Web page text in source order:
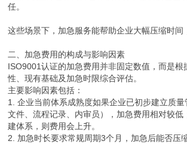
任。
这些场景下，加急服务能帮助企业大幅压缩时间
二、加急费用的构成与影响因素
ISO9001认证的加急费用并非固定数值，而是根
性、现有基础及加急时限综合评估。
主要影响因素包括：
1. 企业当前体系成熟度如果企业已初步建立质
文件、流程记录、内审员），加急费用相对较低
建体系，则费用会上升。
2. 加急时长要求常规周期3个月，加急后能否压